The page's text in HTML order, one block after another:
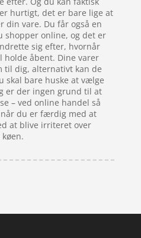
hurtigt, det er bare lige at
din vare. Du får også en
shopper online, og det er
sig efter, hvornår
holde åbent. Dine varer
til dig, alternativt kan de
skal bare huske at vælge
er der ingen grund til at
– ved online handel så
du er færdig med at
at blive irriteret over